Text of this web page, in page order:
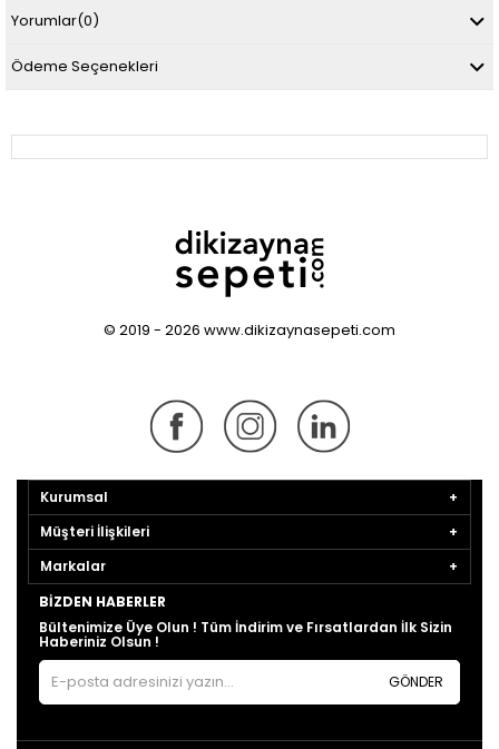
Yorumlar(0)
Ödeme Seçenekleri
© 2019 - 2026 www.dikizaynasepeti.com
Kurumsal
Müşteri İlişkileri
Markalar
BIZDEN HABERLER
Bültenimize Üye Olun ! Tüm İndirim ve Fırsatlardan İlk Sizin
Haberiniz Olsun !
GÖNDER